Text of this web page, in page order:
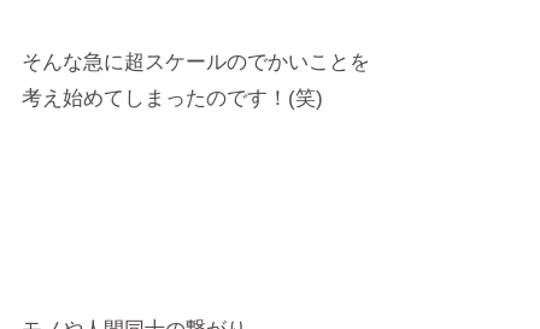
そんな急に超スケールのでかいことを
考え始めてしまったのです！(笑)